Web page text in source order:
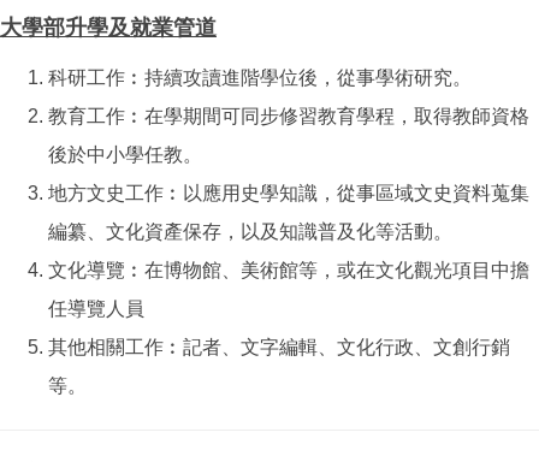
大學部升學及就業管道
科研工作︰持續攻讀進階學位後，從事學術研究。
教育工作︰在學期間可同步修習教育學程，取得教師資格
後於中小學任教。
地方文史工作︰以應用史學知識，從事區域文史資料蒐集
編纂、文化資產保存，以及知識普及化等活動。
文化導覽︰在博物館、美術館等，或在文化觀光項目中擔
任導覽人員
其他相關工作︰記者、文字編輯、文化行政、文創行銷
等。